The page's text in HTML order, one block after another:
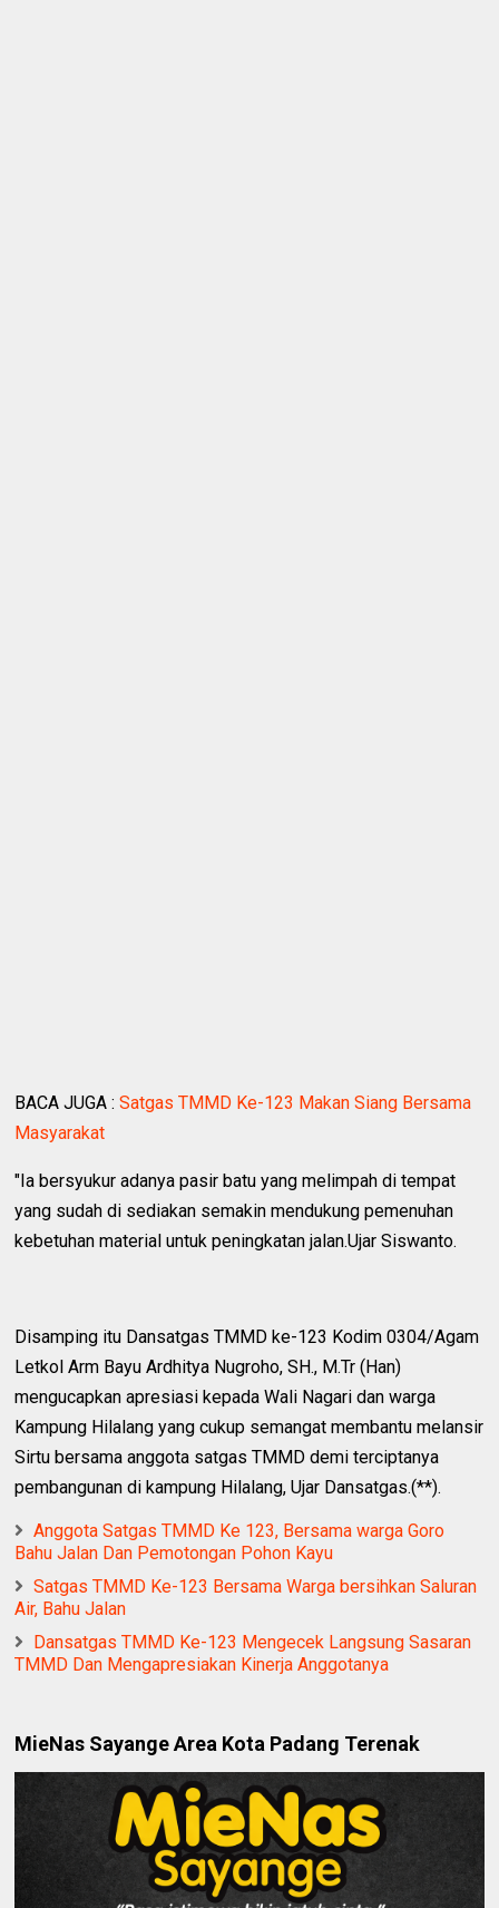
BACA JUGA :Satgas TMMD Ke-123 Makan Siang Bersama
Masyarakat
"Ia bersyukur adanya pasir batu yang melimpah di tempat
yang sudah di sediakan semakin mendukung pemenuhan
kebetuhan material untuk peningkatan jalan.Ujar Siswanto.
Disamping itu Dansatgas TMMD ke-123 Kodim 0304/Agam
Letkol Arm Bayu Ardhitya Nugroho, SH., M.Tr (Han)
mengucapkan apresiasi kepada Wali Nagari dan warga
Kampung Hilalang yang cukup semangat membantu melansir
Sirtu bersama anggota satgas TMMD demi terciptanya
pembangunan di kampung Hilalang, Ujar Dansatgas.(**).
Anggota Satgas TMMD Ke 123, Bersama warga Goro
Bahu Jalan Dan Pemotongan Pohon Kayu
Satgas TMMD Ke-123 Bersama Warga bersihkan Saluran
Air, Bahu Jalan
Dansatgas TMMD Ke-123 Mengecek Langsung Sasaran
TMMD Dan Mengapresiakan Kinerja Anggotanya
MieNas Sayange Area Kota Padang Terenak